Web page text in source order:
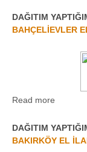
DAĞITIM
BAHÇELİEVLER
Read more
DAĞITIM
BAKIRKÖY EL